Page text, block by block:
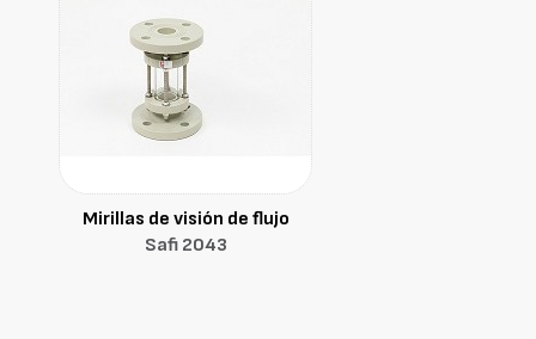
Mirillas de visión de flujo
Safi 2043